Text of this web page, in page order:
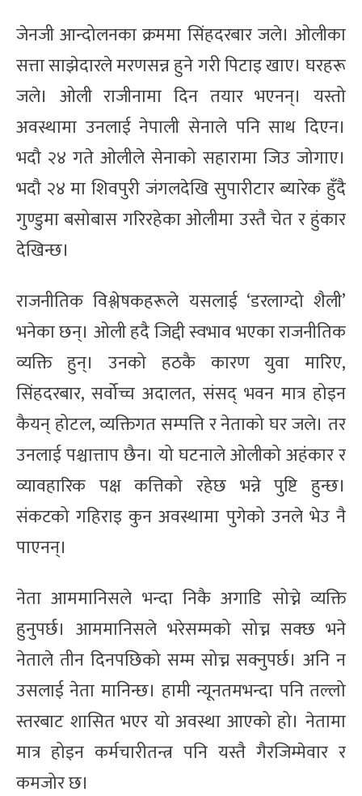
जेनजी आन्दोलनका क्रममा सिंहदरबार जले। ओलीका
सत्ता साझेदारले मरणसन्न हुने गरी पिटाइ खाए। घरहरू
जले। ओली राजीनामा दिन तयार भएनन्। यस्तो
अवस्थामा उनलाई नेपाली सेनाले पनि साथ दिएन।
भदौ २४ गते ओलीले सेनाको सहारामा जिउ जोगाए।
भदौ २४ मा शिवपुरी जंगलदेखि सुपारीटार ब्यारेक हुँदै
गुण्डुमा बसोबास गरिरहेका ओलीमा उस्तै चेत र हुंकार
देखिन्छ।
राजनीतिक विश्लेषकहरूले यसलाई ‘डरलाग्दो शैली’
भनेका छन्। ओली हदै जिद्दी स्वभाव भएका राजनीतिक
व्यक्ति हुन्। उनको हठकै कारण युवा मारिए,
सिंहदरबार, सर्वोच्च अदालत, संसद् भवन मात्र होइन
कैयन् होटल, व्यक्तिगत सम्पत्ति र नेताको घर जले। तर
उनलाई पश्चात्ताप छैन। यो घटनाले ओलीको अहंकार र
व्यावहारिक पक्ष कत्तिको रहेछ भन्ने पुष्टि हुन्छ।
संकटको गहिराइ कुन अवस्थामा पुगेको उनले भेउ नै
पाएनन्।
नेता आममानिसले भन्दा निकै अगाडि सोच्ने व्यक्ति
हुनुपर्छ। आममानिसले भरेसम्मको सोच्न सक्छ भने
नेताले तीन दिनपछिको सम्म सोच्न सक्नुपर्छ। अनि न
उसलाई नेता मानिन्छ। हामी न्यूनतमभन्दा पनि तल्लो
स्तरबाट शासित भएर यो अवस्था आएको हो। नेतामा
मात्र होइन कर्मचारीतन्त्र पनि यस्तै गैरजिम्मेवार र
कमजोर छ।